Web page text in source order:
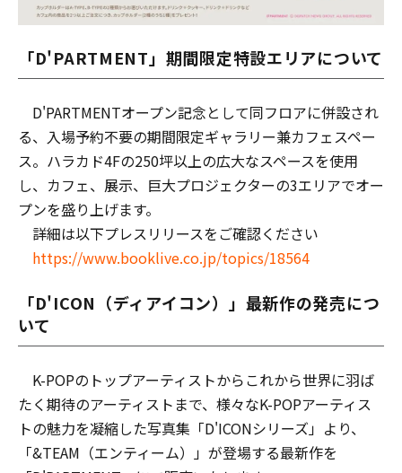
「D'PARTMENT」期間限定特設エリアについて
D'PARTMENTオープン記念として同フロアに併設され
る、入場予約不要の期間限定ギャラリー兼カフェスペー
ス。ハラカド4Fの250坪以上の広大なスペースを使用
し、カフェ、展示、巨大プロジェクターの3エリアでオー
プンを盛り上げます。
詳細は以下プレスリリースをご確認ください
https://www.booklive.co.jp/topics/18564
「D'ICON（ディアイコン）」最新作の発売につ
いて
K-POPのトップアーティストからこれから世界に羽ば
たく期待のアーティストまで、様々なK-POPアーティス
トの魅力を凝縮した写真集「D'ICONシリーズ」より、
「&TEAM（エンティーム）」が登場する最新作を